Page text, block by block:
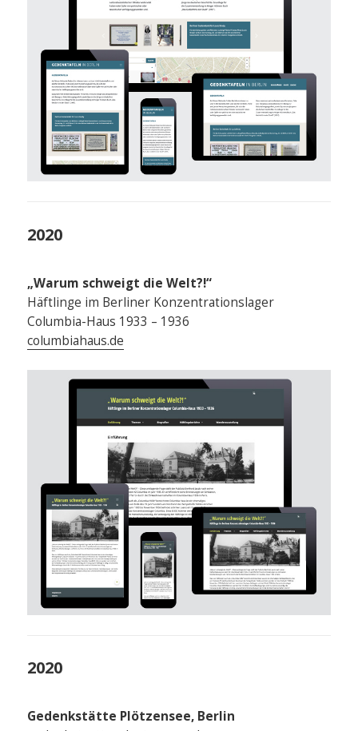
2020
„Warum schweigt die Welt?!“
Häftlinge im Berliner Konzentrationslager
Columbia-Haus 1933 – 1936
columbiahaus.de
2020
Gedenkstätte Plötzensee, Berlin